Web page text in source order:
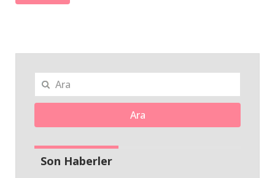
Ara
Son Haberler